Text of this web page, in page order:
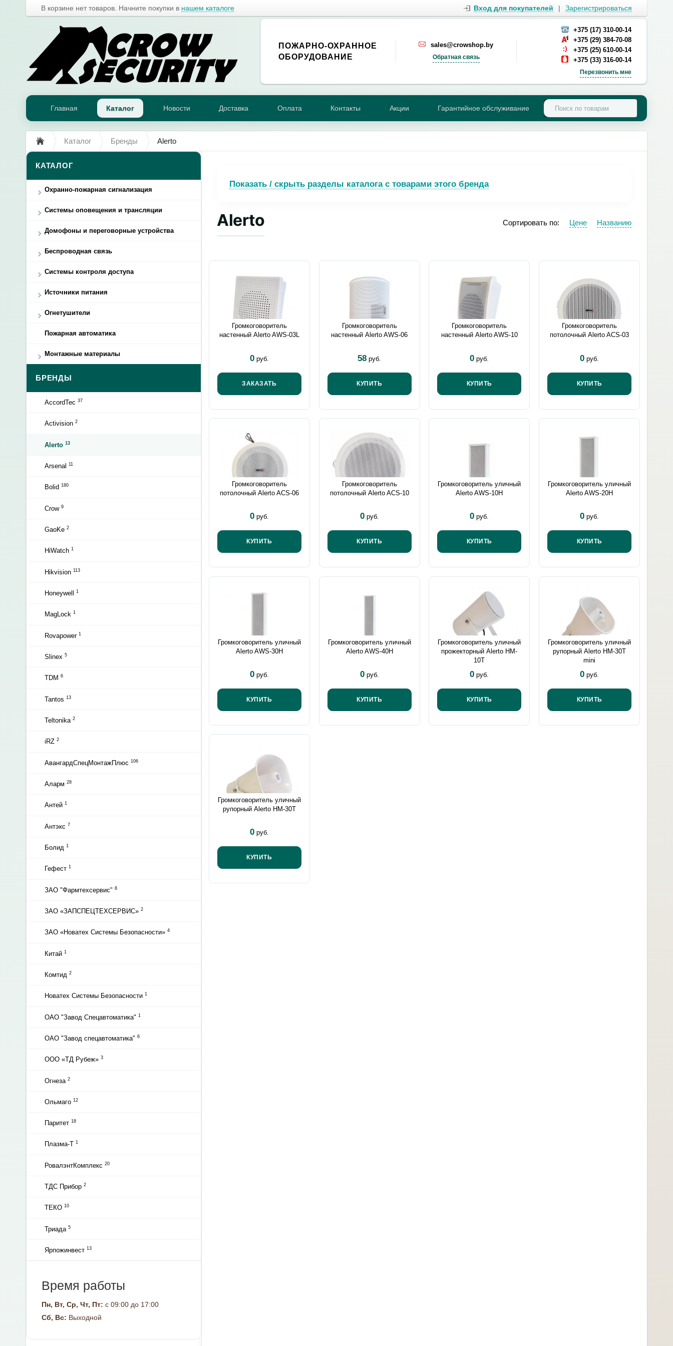
В корзине нет товаров. Начните покупки в нашем каталоге Вход для покупателей | Зарегистрироваться
ПОЖАРНО-ОХРАННОЕ
ОБОРУДОВАНИЕ
sales@crowshop.by
Обратная связь
+375 (17) 310-00-14
+375 (29) 384-70-08
+375 (25) 610-00-14
+375 (33) 316-00-14
Перезвонить мне
Главная Каталог Новости Доставка Оплата Контакты Акции Гарантийное обслуживание
Каталог Бренды Alerto
Показать / скрыть разделы каталога с товарами этого бренда
Alerto Названию
Цене
Сортировать по:
Громкоговоритель
настенный Alerto AWS-03L
0руб.
ЗАКАЗАТЬ
Громкоговоритель
настенный Alerto AWS-06
58 руб.
КУПИТЬ
Громкоговоритель
настенный Alerto AWS-10
0 руб.
КУПИТЬ
Громкоговоритель
потолочный Alerto ACS-03
0 руб.
КУПИТЬ
Громкоговоритель
потолочный Alerto ACS-06
0руб.
КУПИТЬ
Громкоговоритель
потолочный Alerto ACS-10
0руб.
КУПИТЬ
Громкоговоритель уличный
Alerto AWS-10H
0 руб.
КУПИТЬ
Громкоговоритель уличный
Alerto AWS-20H
0 руб.
КУПИТЬ
Громкоговоритель уличный
Alerto AWS-30H
0руб.
КУПИТЬ
Громкоговоритель уличный
Alerto AWS-40H
0руб.
КУПИТЬ
Громкоговоритель уличный
прожекторный Alerto HM-
10T
0 руб.
КУПИТЬ
Громкоговоритель уличный
рупорный Alerto HM-30T
mini
0 руб.
КУПИТЬ
Громкоговоритель уличный
рупорный Alerto HM-30T
0руб.
КУПИТЬ
КАТАЛОГ
Охранно-пожарная сигнализация
Системы оповещения и трансляции
Домофоны и переговорные устройства
Беспроводная связь
Системы контроля доступа
Источники питания
Огнетушители
Пожарная автоматика
Монтажные материалы
БРЕНДЫ
AccordTec 37
Activision 2
Alerto 13
Arsenal 11
Bolid 180
Crow 9
GaoKe 2
HiWatch 1
Hikvision 113
Honeywell 1
MagLock 1
Rovapower 1
Slinex 5
TDM 6
Tantos 13
Teltonika 2
iRZ 2
АвангардСпецМонтажПлюс 106
Аларм 28
Антей 1
Антэкс 7
Болид 1
Гефест 1
ЗАО "Фармтехсервис" 8
ЗАО «ЗАПСПЕЦТЕХСЕРВИС» 2
ЗАО «Новатех Системы Безопасности» 4
Китай 1
Комтид 2
Новатех Системы Безопасности 1
ОАО "Завод Спецавтоматика" 1
ОАО "Завод спецавтоматика" 6
ООО «ТД Рубеж» 3
Огнеза 2
Ольмаго 12
Паритет 18
Плазма-Т 1
РовалэнтКомплекс 20
ТДС Прибор 2
ТЕКО 10
Триада 5
Ярпожинвест 13
Время работы
Пн, Вт, Ср, Чт, Пт: с 09:00 до 17:00
Сб, Вс: Выходной